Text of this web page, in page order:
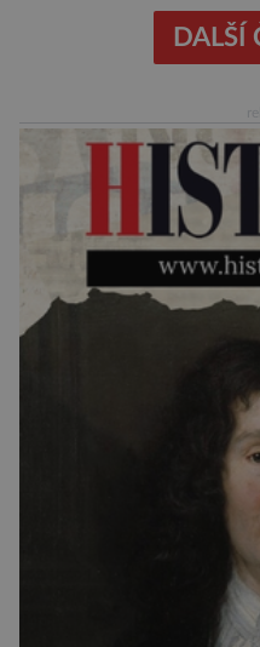
mohyl, které se
archeologických
DALŠÍ